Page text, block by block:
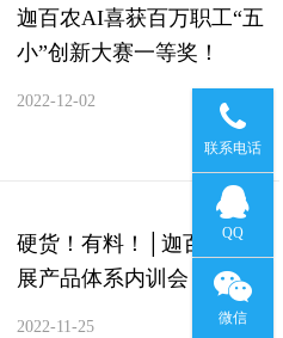
迦百农AI喜获百万职工“五
小”创新大赛一等奖！
2022-12-02
硬货！有料！│迦百农AI开
展产品体系内训会
2022-11-25
联系电话
QQ
微信